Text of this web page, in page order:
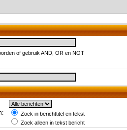
of gebruik AND, OR en NOT
Zoek in berichttitel en tekst
Zoek alleen in tekst bericht